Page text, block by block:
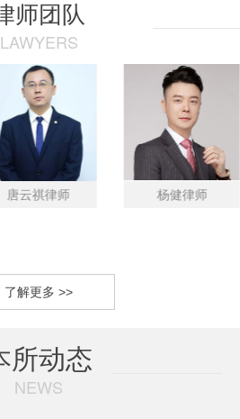
师团队
LAWYERS
唐云祺律师 杨健律师
了解更多 >>
所动态
NEWS